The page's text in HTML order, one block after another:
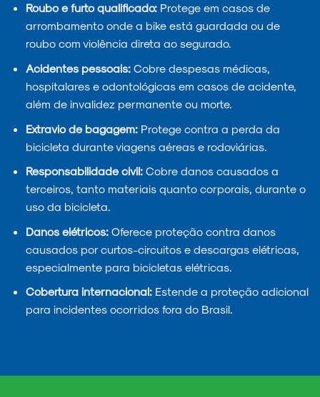
Roubo e furto qualificado:Protege em casos de
arrombamento onde a bike está guardada ou de
roubo com violência direta ao segurado.
Acidentes pessoais:Cobre despesas médicas,
hospitalares e odontológicas em casos de acidente,
além de invalidez permanente ou morte.
Extravio de bagagem:Protege contra a perda da
bicicleta durante viagens aéreas e rodoviárias.
Responsabilidade civil:Cobre danos causados a
terceiros, tanto materiais quanto corporais, durante o
uso da bicicleta.
Danos elétricos:Oferece proteção contra danos
causados por curtos-circuitos e descargas elétricas,
especialmente para bicicletas elétricas.
Cobertura internacional:Estende a proteção adicional
para incidentes ocorridos fora do Brasil.